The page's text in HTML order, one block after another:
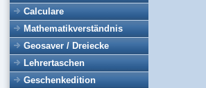
Calculare
Mathematikverständnis
Geosaver / Dreiecke
Lehrertaschen
Geschenkedition